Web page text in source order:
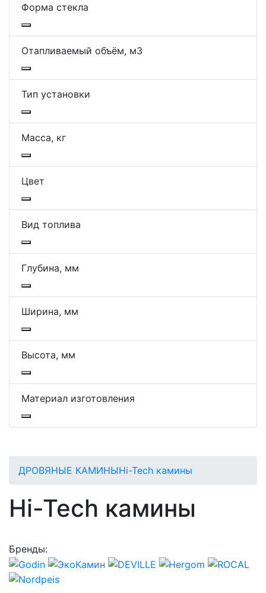
Форма стекла
Отапливаемый объём, м3
Тип установки
Масса, кг
Цвет
Вид топлива
Глубина, мм
Ширина, мм
Высота, мм
Материал изготовления
ДРОВЯНЫЕ КАМИНЫHi-Tech камины
Hi-Tech камины
Бренды: